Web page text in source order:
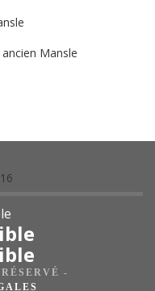
Mansle
-